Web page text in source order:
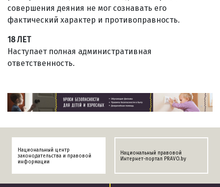
совершения деяния не мог сознавать его
фактический характер и противоправность.
18 ЛЕТ
Наступает полная административная
ответственность.
Национальный центр
законодательства и правовой
информации
Национальный правовой
Интернет-портал PRAVO.by